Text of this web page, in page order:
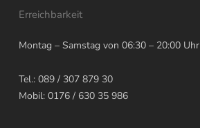
Erreichbarkeit
Montag – Samstag von 06:30 – 20:00 Uhr
Tel.: 089 / 307 879 30
Mobil: 0176 / 630 35 986